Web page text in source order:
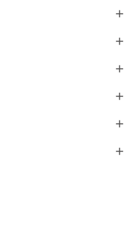





